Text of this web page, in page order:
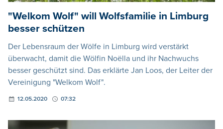
"Welkom Wolf" will Wolfsfamilie in Limburg
besser schützen
Der Lebensraum der Wölfe in Limburg wird verstärkt
überwacht, damit die Wölfin Noëlla und ihr Nachwuchs
besser geschützt sind. Das erklärte Jan Loos, der Leiter der
Vereinigung "Welkom Wolf".
12.05.2020 07:32